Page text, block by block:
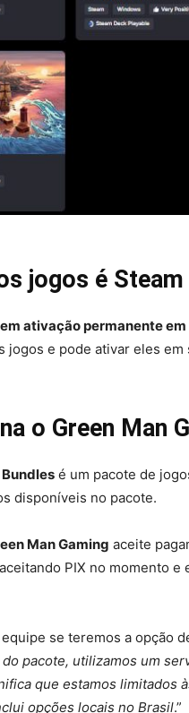
jogos é Steam
ativação permanente
jogos e pode ativar eles
o Green Man
é um pacote de
disponíveis no pacote.
Man Gaming aceite
PIX no momento
se teremos a opção
pacote, utilizamos um
que estamos limitados
opções locais no Brasil.”